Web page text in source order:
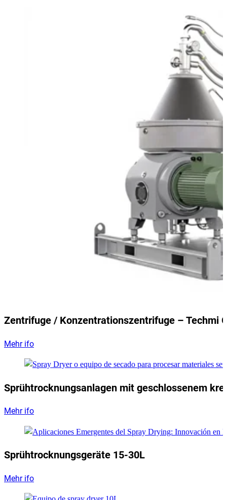
Zentrifuge / Konzentrationszentrifuge – Techmi
Mehr ifo
Sprühtrocknungsanlagen mit geschlossenem
Mehr ifo
Sprühtrocknungsgeräte 15-30L
Mehr ifo